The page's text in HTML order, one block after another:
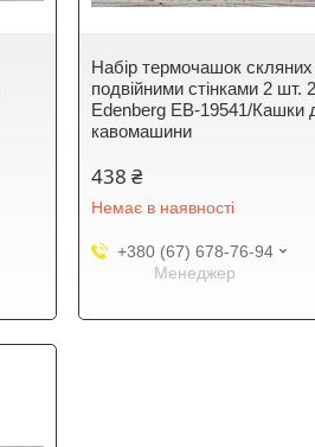
Набір термочашок скляних
подвійними стінками 2 шт.
Edenberg EB-19541/Кашки
кавомашини
438 ₴
Немає в наявності
+380 (67) 678-76-94
Менеджер